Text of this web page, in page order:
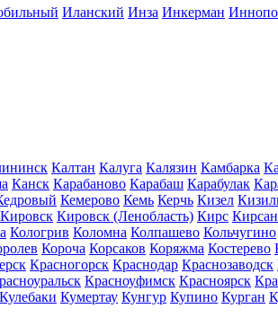
Иланский Инза Инкерман
Калтан Калуга Калязин Камбарка
Канск Карабаново Карабаш Карабулак
Кемерово Кемь Керчь Кизел
Кировск Кировск (Ленобласть) Кирс
Кологрив Коломна Колпашево Кольчугино
Короча Корсаков Коряжма Костерево
Красногорск Краснодар Краснозаводск
Красноуфимск Красноярск
Кулебаки Кумертау Кунгур Купино Курган